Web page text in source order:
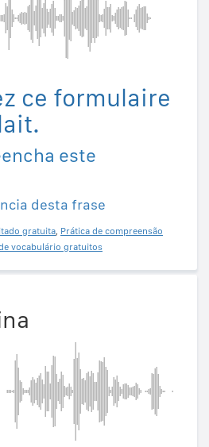
ce formulaire
este
desta frase
gratuita, Prática de compreensão
vocabulário gratuitos